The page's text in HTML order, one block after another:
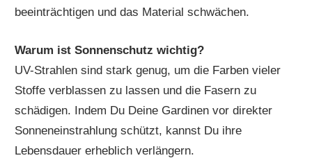
beeinträchtigen und das Material schwächen.
Warum ist Sonnenschutz wichtig?
UV-Strahlen sind stark genug, um die Farben vieler
Stoffe verblassen zu lassen und die Fasern zu
schädigen. Indem Du Deine Gardinen vor direkter
Sonneneinstrahlung schützt, kannst Du ihre
Lebensdauer erheblich verlängern.